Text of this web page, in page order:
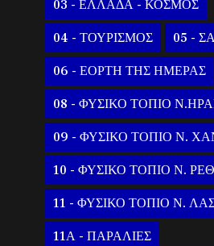
03 - ΕΛΛΑΔΑ - ΚΟΣΜΟΣ
04 - ΤΟΥΡΙΣΜΟΣ 05 -
06 - ΕΟΡΤΗ ΤΗΣ ΗΜΕΡΑΣ
08 - ΦΥΣΙΚΟ ΤΟΠΙΟ
09 - ΦΥΣΙΚΟ ΤΟΠΙΟ Ν.
10 - ΦΥΣΙΚΟ ΤΟΠΙΟ Ν.
11 - ΦΥΣΙΚΟ ΤΟΠΙΟ Ν.
11Α - ΠΑΡΑΛΙΕΣ